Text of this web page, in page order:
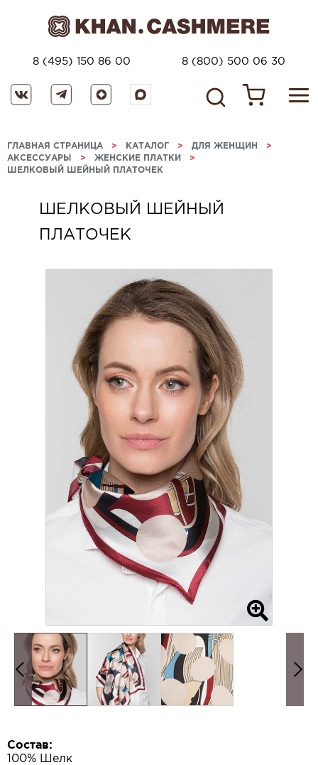
8 (495) 150 86 00 8 (800) 500 06 30
ГЛАВНАЯ СТРАНИЦА > КАТАЛОГ > ДЛЯ ЖЕНЩИН >
АКСЕССУАРЫ > ЖЕНСКИЕ ПЛАТКИ >
ШЕЛКОВЫЙ ШЕЙНЫЙ ПЛАТОЧЕК
ШЕЛКОВЫЙ ШЕЙНЫЙ
ПЛАТОЧЕК
Состав:
100% Шелк